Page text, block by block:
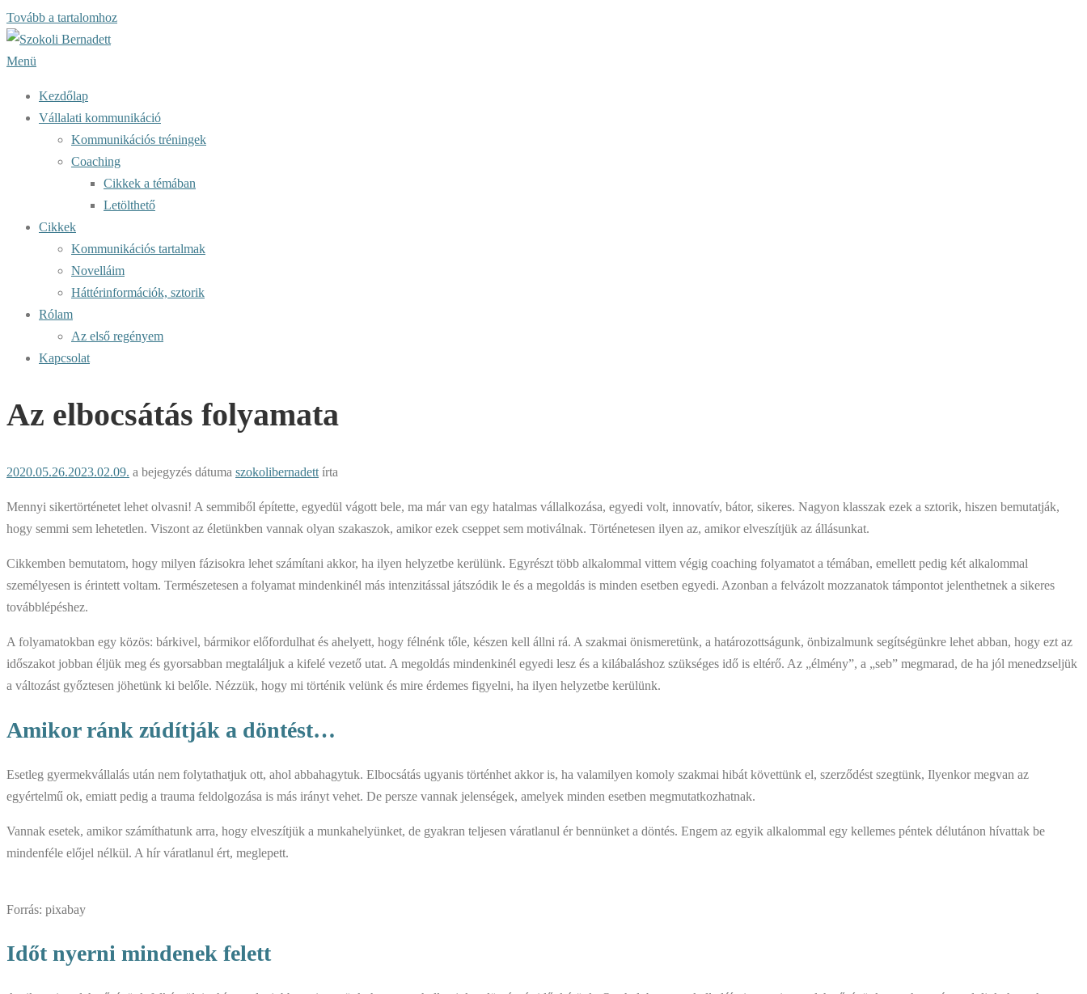
Tovább a tartalomhoz
Menü
Kezdőlap
Vállalati kommunikáció
Kommunikációs tréningek
Coaching
Cikkek a témában
Letölthető
Cikkek
Kommunikációs tartalmak
Novelláim
Háttérinformációk, sztorik
Rólam
Az első regényem
Kapcsolat
Az elbocsátás folyamata
2020.05.26.2023.02.09. a bejegyzés dátuma szokolibernadett írta
Mennyi sikertörténetet lehet olvasni! A semmiből építette, egyedül vágott bele, ma már van egy hatalmas vállalkozása, egyedi volt, innovatív, bátor, sikeres. Nagyon klasszak ezek a sztorik, hiszen bemutatják,
hogy semmi sem lehetetlen. Viszont az életünkben vannak olyan szakaszok, amikor ezek cseppet sem motiválnak. Történetesen ilyen az, amikor elveszítjük az állásunkat.
Cikkemben bemutatom, hogy milyen fázisokra lehet számítani akkor, ha ilyen helyzetbe kerülünk. Egyrészt több alkalommal vittem végig coaching folyamatot a témában, emellett pedig két alkalommal
személyesen is érintett voltam. Természetesen a folyamat mindenkinél más intenzitással játszódik le és a megoldás is minden esetben egyedi. Azonban a felvázolt mozzanatok támpontot jelenthetnek a sikeres
továbblépéshez.
A folyamatokban egy közös: bárkivel, bármikor előfordulhat és ahelyett, hogy félnénk tőle, készen kell állni rá. A szakmai önismeretünk, a határozottságunk, önbizalmunk segítségünkre lehet abban, hogy ezt az
időszakot jobban éljük meg és gyorsabban megtaláljuk a kifelé vezető utat. A megoldás mindenkinél egyedi lesz és a kilábaláshoz szükséges idő is eltérő. Az „élmény”, a „seb” megmarad, de ha jól menedzseljük
a változást győztesen jöhetünk ki belőle. Nézzük, hogy mi történik velünk és mire érdemes figyelni, ha ilyen helyzetbe kerülünk.
Amikor ránk zúdítják a döntést…
Esetleg gyermekvállalás után nem folytathatjuk ott, ahol abbahagytuk. Elbocsátás ugyanis történhet akkor is, ha valamilyen komoly szakmai hibát követtünk el, szerződést szegtünk, Ilyenkor megvan az
egyértelmű ok, emiatt pedig a trauma feldolgozása is más irányt vehet. De persze vannak jelenségek, amelyek minden esetben megmutatkozhatnak.
Vannak esetek, amikor számíthatunk arra, hogy elveszítjük a munkahelyünket, de gyakran teljesen váratlanul ér bennünket a döntés. Engem az egyik alkalommal egy kellemes péntek délutánon hívattak be
mindenféle előjel nélkül. A hír váratlanul ért, meglepett.
Forrás: pixabay
Időt nyerni mindenek felett